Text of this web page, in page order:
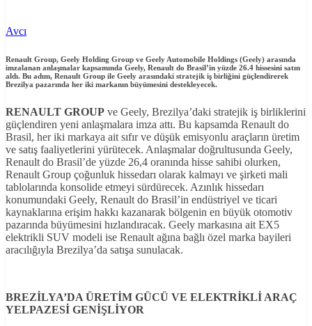
Avcı
Renault Group, Geely Holding Group ve Geely Automobile Holdings (Geely) arasında
imzalanan anlaşmalar kapsamında Geely, Renault do Brasil’in yüzde 26.4 hissesini satın
aldı. Bu adım, Renault Group ile Geely arasındaki stratejik iş birliğini güçlendirerek
Brezilya pazarında her iki markanın büyümesini destekleyecek.
RENAULT GROUP ve Geely, Brezilya’daki stratejik iş birliklerini
güçlendiren yeni anlaşmalara imza attı. Bu kapsamda Renault do
Brasil, her iki markaya ait sıfır ve düşük emisyonlu araçların üretim
ve satış faaliyetlerini yürütecek. Anlaşmalar doğrultusunda Geely,
Renault do Brasil’de yüzde 26,4 oranında hisse sahibi olurken,
Renault Group çoğunluk hissedarı olarak kalmayı ve şirketi mali
tablolarında konsolide etmeyi sürdürecek. Azınlık hissedarı
konumundaki Geely, Renault do Brasil’in endüstriyel ve ticari
kaynaklarına erişim hakkı kazanarak bölgenin en büyük otomotiv
pazarında büyümesini hızlandıracak. Geely markasına ait EX5
elektrikli SUV modeli ise Renault ağına bağlı özel marka bayileri
aracılığıyla Brezilya’da satışa sunulacak.
BREZİLYA’DA ÜRETİM GÜCÜ VE ELEKTRİKLİ ARAÇ
YELPAZESİ GENİŞLİYOR